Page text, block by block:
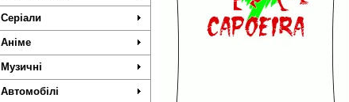
Серіали
Аніме
Музичні
Автомобілі